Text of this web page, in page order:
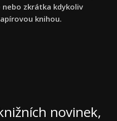
nebo zkrátka kdykoliv
knihou.
novinek,